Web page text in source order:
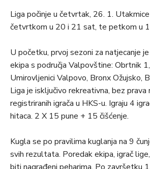
Liga počinje u četvrtak, 26. 1.
četvrtkom u 20 i 21 sat, te petkom u
U početku, prvoj sezoni za natjecanje
ekipa s područja Valpovštine: Obrtnik
Umirovljenici Valpovo, Bronx Ožujsko,
Liga je isključivo rekreativna, bez prava
registriranih igrača u HKS-u. Igraju 4
hitaca. 2 X 15 pune + 15 čišćenje.
Kugla se po pravilima kuglanja na 9
svih rezultata. Poredak ekipa, igrač